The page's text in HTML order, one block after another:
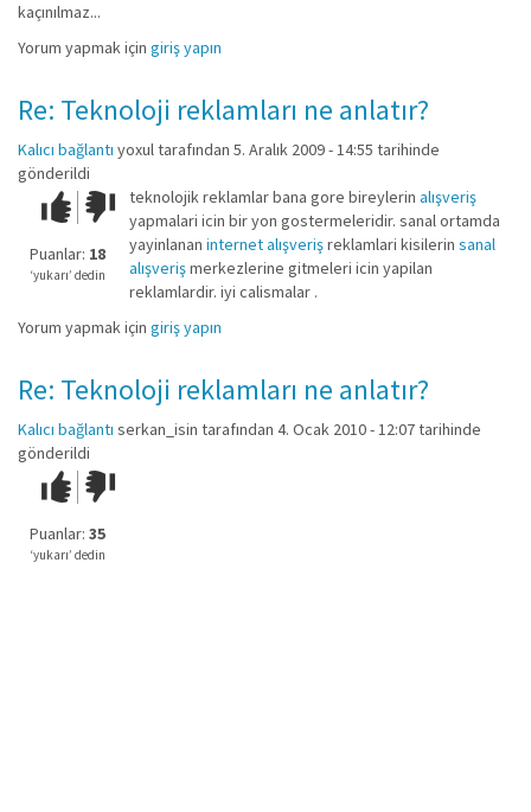
kaçınılmaz...
Yorum yapmak için giriş yapın
Re: Teknoloji reklamları ne anlatır?
Kalıcı bağlantı yoxultarafından 5. Aralık 2009 - 14:55 tarihinde
gönderildi
Çok iyi!O
kadar
iyi
değil!
Puanlar: 18
‘yukarı’ dedin
teknolojik reklamlar bana gore bireylerin alışveriş
yapmalari icin bir yon gostermeleridir. sanal ortamda
yayinlanan internet alışverişreklamlari kisilerin sanal
alışverişmerkezlerine gitmeleri icin yapilan
reklamlardir. iyi calismalar .
Yorum yapmak için giriş yapın
Re: Teknoloji reklamları ne anlatır?
Kalıcı bağlantı serkan_isin tarafından 4. Ocak 2010 - 12:07 tarihinde
gönderildi
Çok iyi!O
kadar
iyi
değil!
Puanlar: 35
‘yukarı’ dedin